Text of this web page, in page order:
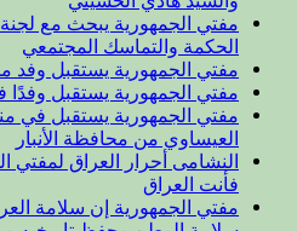
مفتي الجمهورية يبحث مع
الحكمة والتماسك المجتمعي
مفتي الجمهورية يستقبل وفد
مفتي الجمهورية يستقبل
مفتي الجمهورية يستقبل في
العيساوي من محافظة الأنبار
النشامى أحرار العراق لمفتي
فأنت العراق
مفتي الجمهورية إن سلامة